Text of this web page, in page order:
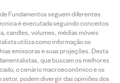
de Fundamentos seguem diferentes
é executada seguindo conceitos
candles, volumes, médias móveis
utiliza como informação os
emissoras e suas projeções. Desta
que buscam os melhores
o cenário macroeconômico e os
podem divergir das opiniões dos